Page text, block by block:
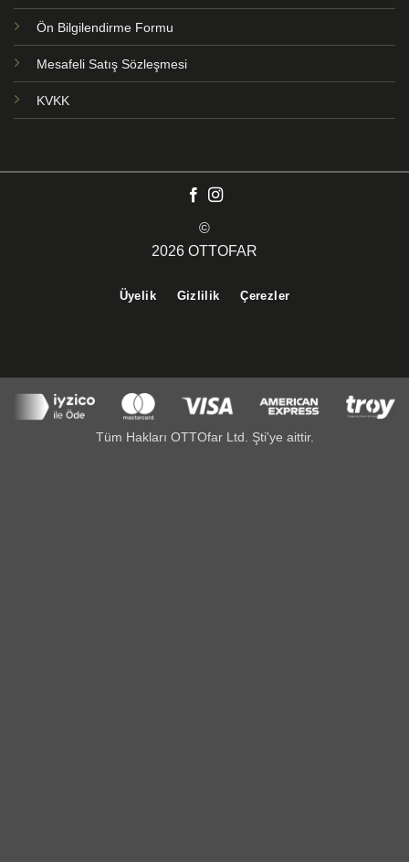
Ön Bilgilendirme Formu
Mesafeli Satış Sözleşmesi
KVKK
©
2026 OTTOFAR
Üyelik Gizlilik Çerezler
Tüm Hakları OTTOfar Ltd. Şti'ye aittir.